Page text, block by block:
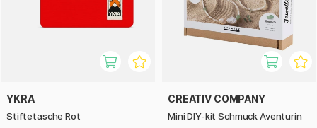
YKRA
Stiftetasche Rot
CREATIV COMPANY
Mini DIY-kit Schmuck Aventurin